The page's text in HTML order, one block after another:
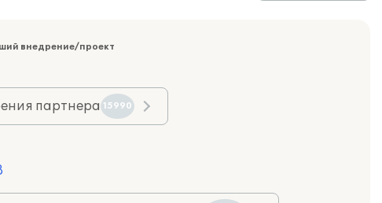
внедрение/проект
партнера 15990